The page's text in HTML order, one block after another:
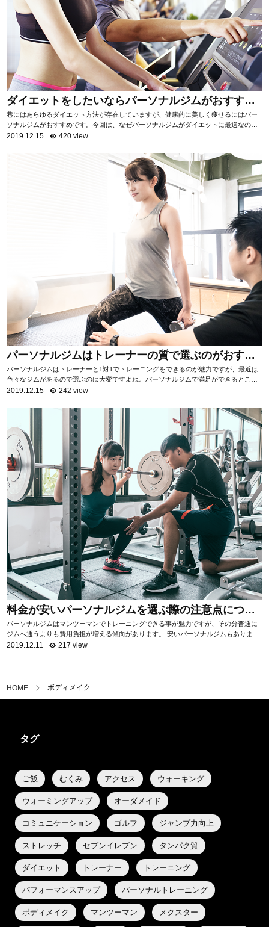
ダイエットをしたいならパーソナルジムがおすす
め！
巷にはあらゆるダイエット方法が存在していますが、健康的に美しく痩せるにはパー
ソナルジムがおすすめです。今回は、なぜパーソナルジムがダイエットに最適なのか
を項目ごとに分けて、詳しく解説いたします。 自...
2019.12.15 420 view
パーソナルジムはトレーナーの質で選ぶのがおすす
め！
パーソナルジムはトレーナーと1対1でトレーニングをできるのが魅力ですが、最近は
色々なジムがあるので選ぶのは大変ですよね。パーソナルジムで満足ができるところ
を選ぶためには「トレーナーの質を知る」ことがお...
2019.12.15 242 view
料金が安いパーソナルジムを選ぶ際の注意点につい
て
パーソナルジムはマンツーマンでトレーニングできる事が魅力ですが、その分普通に
ジムへ通うよりも費用負担が増える傾向があります。 安いパーソナルジムもあります
が、サービス内容はジムによって様々。 ...
2019.12.11 217 view
HOME ボディメイク
タグ
ご飯 むくみ アクセス ウォーキング
ウォーミングアップ オーダメイド
コミュニケーション ゴルフ ジャンプ力向上
ストレッチ セブンイレブン タンパク質
ダイエット トレーナー トレーニング
パフォーマンスアップ パーソナルトレーニング
ボディメイク マンツーマン メクスター